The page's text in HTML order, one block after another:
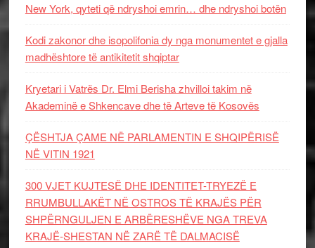
New York, qyteti që ndryshoi emrin… dhe ndryshoi botën
Kodi zakonor dhe isopolifonia dy nga monumentet e gjalla
madhështore të antikitetit shqiptar
Kryetari i Vatrës Dr. Elmi Berisha zhvilloi takim në
Akademinë e Shkencave dhe të Arteve të Kosovës
ÇËSHTJA ÇAME NË PARLAMENTIN E SHQIPËRISË
NË VITIN 1921
300 VJET KUJTESË DHE IDENTITET-TRYEZË E
RRUMBULLAKËT NË OSTROS TË KRAJËS PËR
SHPËRNGULJEN E ARBËRESHËVE NGA TREVA
KRAJË-SHESTAN NË ZARË TË DALMACISË